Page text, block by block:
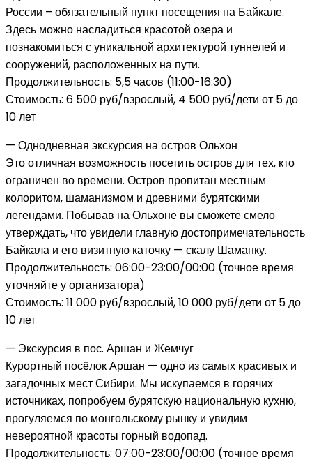
России – обязательный пункт посещения на Байкале.
Здесь можно насладиться красотой озера и
познакомиться с уникальной архитектурой туннелей и
сооружений, расположенных на пути.
Продолжительность: 5,5 часов (11:00-16:30)
Стоимость: 6 500 руб/взрослый, 4 500 руб/дети от 5 до
10 лет
— Однодневная экскурсия на остров Ольхон
Это отличная возможность посетить остров для тех, кто
ограничен во времени. Остров пропитан местным
колоритом, шаманизмом и древними бурятскими
легендами. Побывав на Ольхоне вы сможете смело
утверждать, что увидели главную достопримечательность
Байкала и его визитную каточку — скалу Шаманку.
Продолжительность: 06:00-23:00/00:00 (точное время
уточняйте у организатора)
Стоимость: 11 000 руб/взрослый, 10 000 руб/дети от 5 до
10 лет
— Экскурсия в пос. Аршан и Жемчуг
Курортный посёлок Аршан — одно из самых красивых и
загадочных мест Сибири. Мы искупаемся в горячих
источниках, попробуем бурятскую национальную кухню,
прогуляемся по монгольскому рынку и увидим
невероятной красоты горный водопад.
Продолжительность: 07:00-23:00/00:00 (точное время